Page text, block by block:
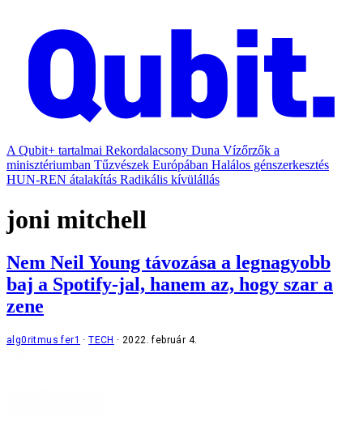
A Qubit+ tartalmai Rekordalacsony Duna Vízőrzők a
minisztériumban Tűzvészek Európában Halálos génszerkesztés
HUN-REN átalakítás Radikális kívülállás
joni mitchell
Nem Neil Young távozása a legnagyobb
baj a Spotify-jal, hanem az, hogy szar a
zene
alg0ritmus fer1 TECH 2022. február 4.